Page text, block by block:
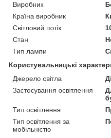
Виробник
Країна виробник
Світловий потік
Стан
Тип лампи
Користувальницькі
Джерело світла
Застосування освітлення
Тип освітлення
Тип освітлення за
мобільністю